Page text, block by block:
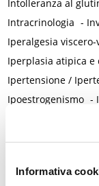
Informativa
Intolleranza al
Intracrinologia -
Iperalgesia
Iperplasia atipica
Ipertensione /
Ipoestrogenismo -
Lesioni